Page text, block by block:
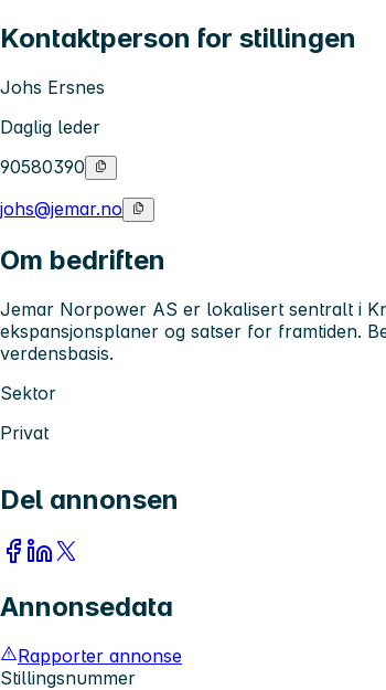
Kontaktperson for stillingen
Johs Ersnes
Daglig leder
90580390
johs@jemar.no
Om bedriften
Jemar Norpower AS er lokalisert sentralt i
ekspansjonsplaner og satser for framtiden.
verdensbasis.
Sektor
Privat
Del annonsen
Annonsedata
Rapporter annonse
Stillingsnummer